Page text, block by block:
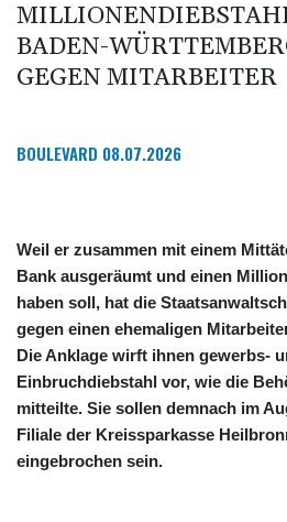
BADEN-
GEGEN MITARBEITER
BOULEVARD 08.07.2026
Weil er zusammen mit einem
Bank ausgeräumt und einen
haben soll, hat die
gegen einen ehemaligen
Die Anklage wirft ihnen gewerbs-
Einbruchdiebstahl vor, wie die
mitteilte. Sie sollen demnach im
Filiale der Kreissparkasse
eingebrochen sein.